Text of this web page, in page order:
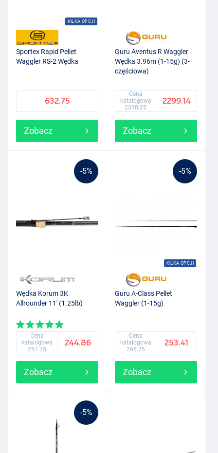
KILKA OPCJI
Sportex Rapid Pellet
Waggler RS-2 Wędka
632.75
Zobacz
Guru Aventus R Waggler
Wędka 3.96m (1-15g) (3-
częściowa)
Cena
katalogowa
2370.25
2299.14
Zobacz
-5%
Wędka Korum 3K
Allrounder 11' (1.25lb)
Cena
katalogowa
257.75
244.86
Zobacz
-5%
KILKA OPCJI
Guru A-Class Pellet
Waggler (1-15g)
Cena
katalogowa
266.75
253.41
Zobacz
-5%